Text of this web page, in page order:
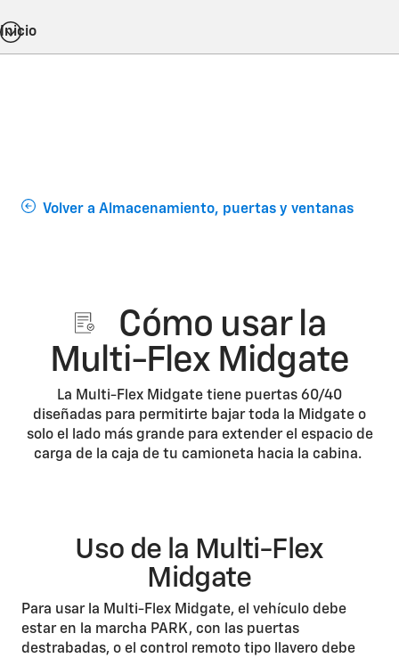
Inicio
Volver a Almacenamiento, puertas y ventanas
Cómo usar la
Multi-Flex Midgate
La Multi-Flex Midgate tiene puertas 60/40
diseñadas para permitirte bajar toda la Midgate o
solo el lado más grande para extender el espacio de
carga de la caja de tu camioneta hacia la cabina.
Uso de la Multi-Flex
Midgate
Para usar la Multi-Flex Midgate, el vehículo debe
estar en la marcha PARK, con las puertas
destrabadas, o el control remoto tipo llavero debe